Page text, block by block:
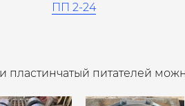
ПП 2-24
пластинчатый питателей